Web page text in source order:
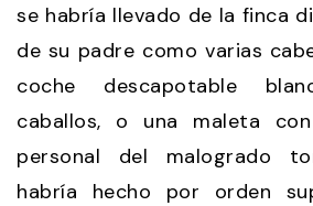
se habría llevado de la finca
de su padre como varias
coche descapotable
caballos, o una maleta
personal del malogrado
habría hecho por orden